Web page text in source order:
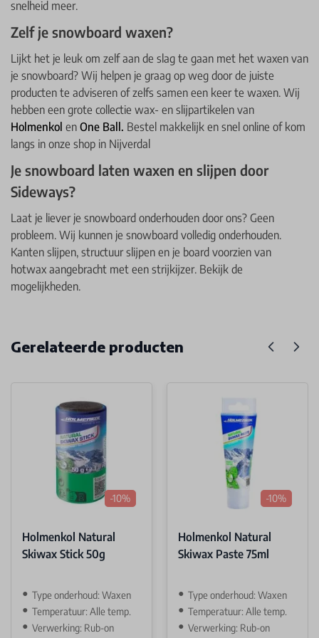
snelheid meer.
Zelf je snowboard waxen?
Lijkt het je leuk om zelf aan de slag te gaan met het waxen van
je snowboard? Wij helpen je graag op weg door de juiste
producten te adviseren of zelfs samen een keer te waxen. Wij
hebben een grote collectie wax- en slijpartikelen van
Holmenkol en One Ball. Bestel makkelijk en snel online of kom
langs in onze shop in Nijverdal
Je snowboard laten waxen en slijpen door
Sideways?
Laat je liever je snowboard onderhouden door ons? Geen
probleem. Wij kunnen je snowboard volledig onderhouden.
Kanten slijpen, structuur slijpen en je board voorzien van
hotwax aangebracht met een strijkijzer. Bekijk de
mogelijkheden.
Gerelateerde producten
-10%
Holmenkol Natural
Skiwax Stick 50g
Type onderhoud: Waxen
Temperatuur: Alle temp.
Verwerking: Rub-on
-10%
Holmenkol Natural
Skiwax Paste 75ml
Type onderhoud: Waxen
Temperatuur: Alle temp.
Verwerking: Rub-on